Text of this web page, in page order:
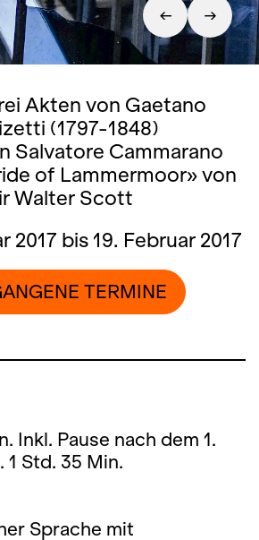
Akten von Gaetano
(1797-1848)
Salvatore Cammarano
of Lammermoor» von
Walter Scott
2017 bis 19. Februar 2017
TERMINE
Inkl. Pause nach dem 1.
1 Std. 35 Min.
Sprache mit